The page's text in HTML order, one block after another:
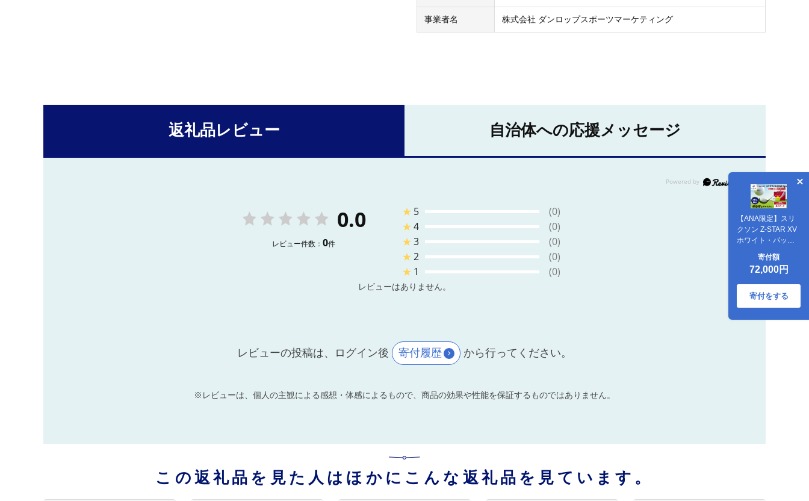
【ANA限定】スリ
クソン Z-STAR XV
ホワイト・パッシ
スセット (各色2ダ
ースずつ)｜ダンロ
ップ ゴルフボール
[2237]
寄付額
72,000円
寄付をする
事業者名 株式会社 ダンロップスポーツマーケティング
返礼品レビュー 自治体への応援メッセージ
0.0
レビュー件数： 0件
★ 5
(0)
★4
(0)
★3
(0)
★2
(0)
★ 1 (0)
レビューはありません。
レビューの投稿は、ログイン後 寄付履歴 から行ってください。
※レビューは、個人の主観による感想・体感によるもので、商品の効果や性能を保証するものではありません。
この返礼品を見た人はほかにこんな返礼品を見ています。